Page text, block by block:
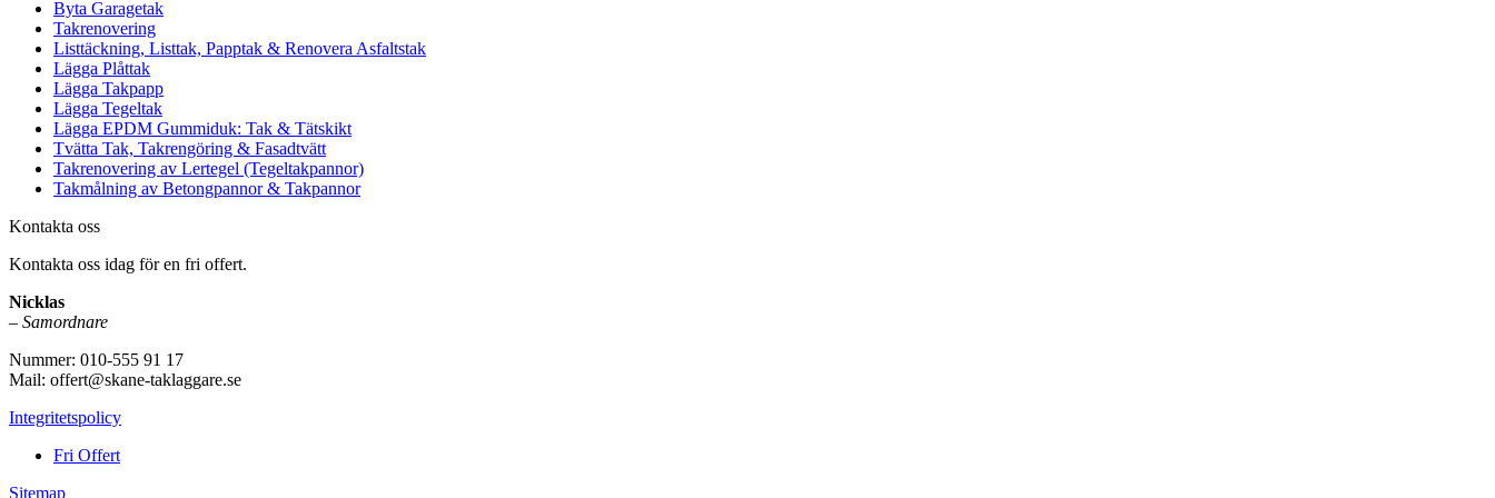
Byta Garagetak
Takrenovering
Listtäckning, Listtak, Papptak & Renovera Asfaltstak
Lägga Plåttak
Lägga Takpapp
Lägga Tegeltak
Lägga EPDM Gummiduk: Tak & Tätskikt
Tvätta Tak, Takrengöring & Fasadtvätt
Takrenovering av Lertegel (Tegeltakpannor)
Takmålning av Betongpannor & Takpannor
Kontakta oss
Kontakta oss idag för en fri offert.
Nicklas
– Samordnare
Nummer: 010-555 91 17
Mail: offert@skane-taklaggare.se
Integritetspolicy
Fri Offert
Sitemap